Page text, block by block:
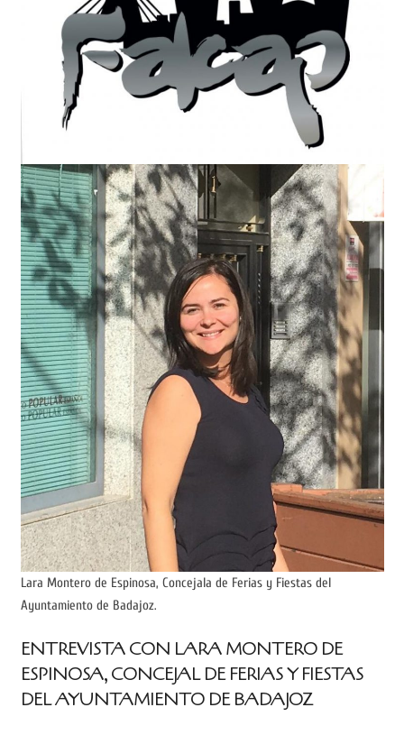
Lara Montero de Espinosa, Concejala de Ferias y Fiestas del
Ayuntamiento de Badajoz.
ENTREVISTA CON LARA MONTERO DE
ESPINOSA, CONCEJAL DE FERIAS Y FIESTAS
DEL AYUNTAMIENTO DE BADAJOZ